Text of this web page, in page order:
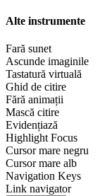
Alte instrumente
Fară sunet
Ascunde imaginile
Tastatură virtuală
Ghid de citire
Fără animații
Mască citire
Evidențiază
Highlight Focus
Cursor mare negru
Cursor mare alb
Navigation Keys
Link navigator